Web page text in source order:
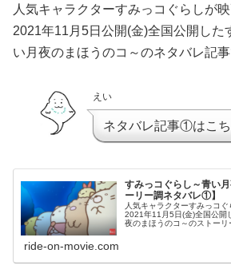
人気キャラクターすみっコぐらしが
2021年11月5日公開(金)全国公開した
い月夜のまほうのコ～のネタバレ記事
えい
ネタバレ記事①はこ
すみっコぐらし～青い
ーリー調ネタバレ①】
人気キャラクターすみっコ
2021年11月5日(金)全国公開
夜のまほうのコ～のストー
ride-on-movie.com